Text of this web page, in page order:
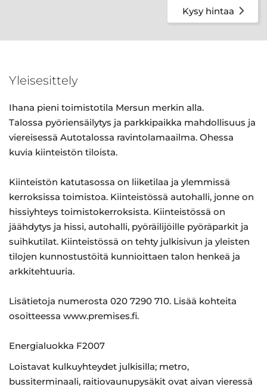
Kysy hintaa
Yleisesittely
Ihana pieni toimistotila Mersun merkin alla.
Talossa pyöriensäilytys ja parkkipaikka mahdollisuus ja
viereisessä Autotalossa ravintolamaailma. Ohessa
kuvia kiinteistön tiloista.
Kiinteistön katutasossa on liiketilaa ja ylemmissä
kerroksissa toimistoa. Kiinteistössä autohalli, jonne on
hissiyhteys toimistokerroksista. Kiinteistössä on
jäähdytys ja hissi, autohalli, pyöräilijöille pyöräparkit ja
suihkutilat. Kiinteistössä on tehty julkisivun ja yleisten
tilojen kunnostustöitä kunnioittaen talon henkeä ja
arkkitehtuuria.
Lisätietoja numerosta 020 7290 710. Lisää kohteita
osoitteessa www.premises.fi.
Energialuokka F2007
Loistavat kulkuyhteydet julkisilla; metro,
bussiterminaali, raitiovaunupysäkit ovat aivan vieressä